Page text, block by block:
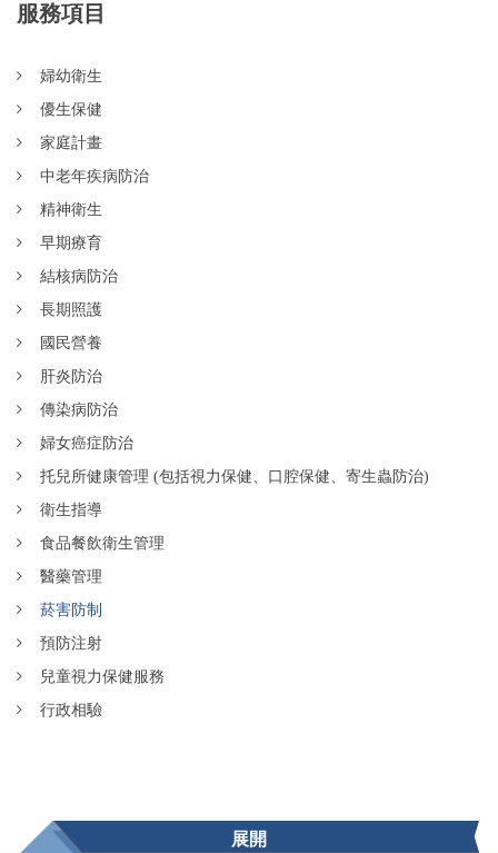
服務項目
婦幼衛生
優生保健
家庭計畫
中老年疾病防治
精神衛生
早期療育
結核病防治
長期照護
國民營養
肝炎防治
傳染病防治
婦女癌症防治
托兒所健康管理 (包括視力保健、口腔保健、寄生蟲防治)
衛生指導
食品餐飲衛生管理
醫藥管理
菸害防制
預防注射
兒童視力保健服務
行政相驗
展開